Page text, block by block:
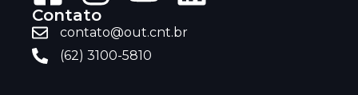
Contato
contato@out.cnt.br
(62) 3100-5810